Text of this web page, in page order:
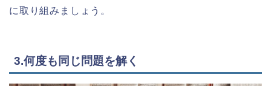
に取り組みましょう。
3.何度も同じ問題を解く